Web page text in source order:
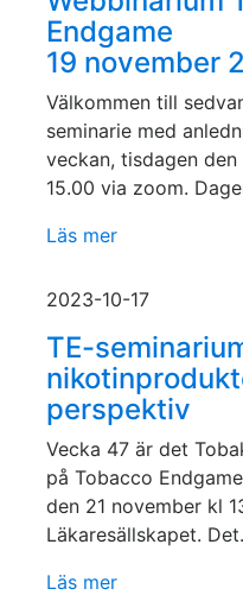
Endgame
19 november
Välkommen till
seminarie med
veckan, tisdagen
15.00 via zoom.
Läs mer
2023-10-17
TE-
perspektiv
Vecka 47 är det
på Tobacco
den 21 november kl
Läkaresällskapet.
Läs mer